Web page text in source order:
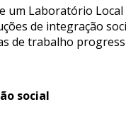
um Laboratório
de integração
de trabalho
social